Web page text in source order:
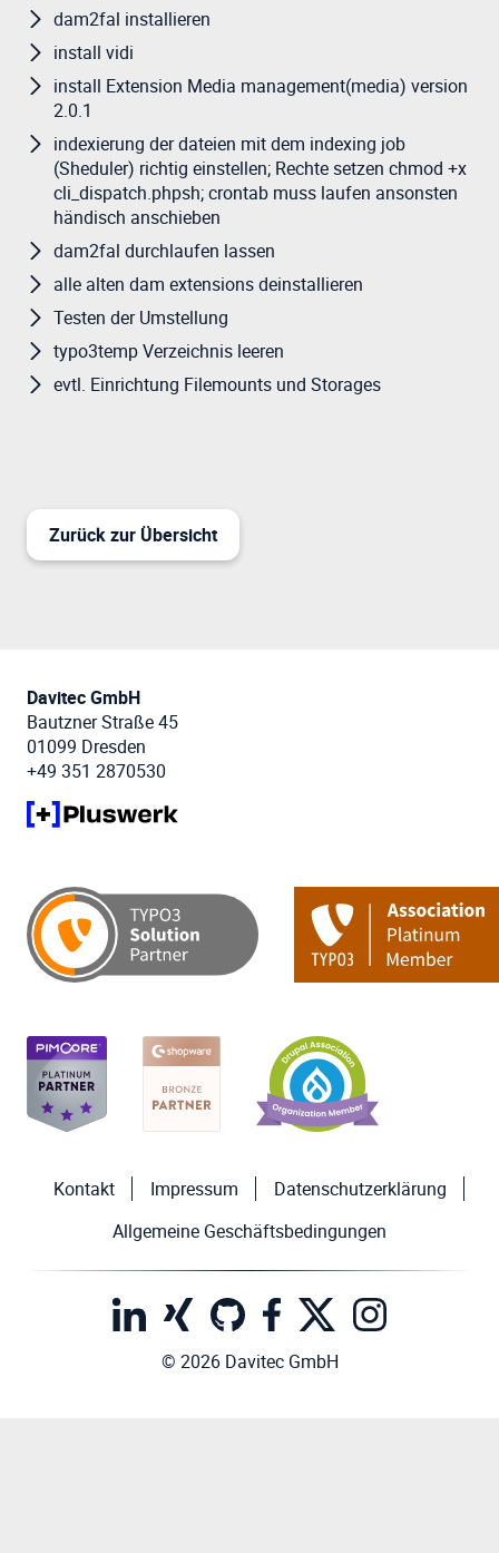
dam2fal installieren
install vidi
install Extension Media management(media) version
2.0.1
indexierung der dateien mit dem indexing job
(Sheduler) richtig einstellen; Rechte setzen chmod +x
cli_dispatch.phpsh; crontab muss laufen ansonsten
händisch anschieben
dam2fal durchlaufen lassen
alle alten dam extensions deinstallieren
Testen der Umstellung
typo3temp Verzeichnis leeren
evtl. Einrichtung Filemounts und Storages
Zurück zur Übersicht
Davitec GmbH
Bautzner Straße 45
01099 Dresden
+49 351 2870530
Kontakt Impressum
Datenschutzerklärung
Allgemeine Geschäftsbedingungen
© 2026 Davitec GmbH